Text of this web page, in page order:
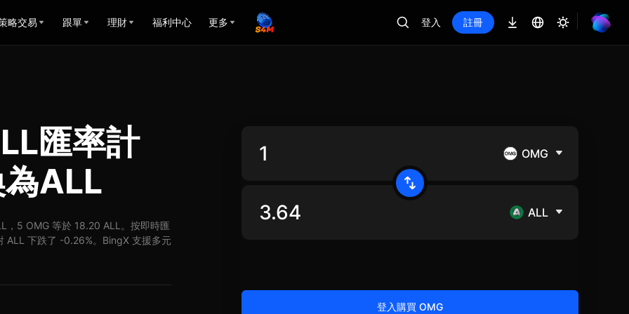
略交易 跟單 理財 福利中心 更多 登入 註冊
匯率計
ALL
5 OMG 等於 18.20 ALL。按即時匯
ALL 下跌了 -0.26%。BingX 支援多元
OMG
ALL
登入購買 OMG